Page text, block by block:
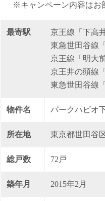
※キャンペーン内容はお
最寄駅
京王線「下高
東急世田谷線
京王線「明大
京王井の頭線
東急世田谷線
物件名 パークハビオ
所在地 東京都世田谷
総戸数 72戸
築年月 2015年2月